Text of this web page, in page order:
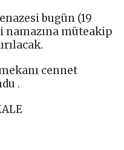
bugün (19
namazına müteakip
cennet
.